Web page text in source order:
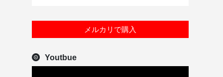
メルカリで購入
Youtbue